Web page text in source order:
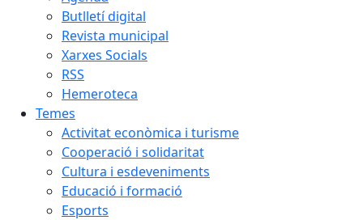
Butlletí digital
Revista municipal
Xarxes Socials
RSS
Hemeroteca
Temes
Activitat econòmica i turisme
Cooperació i solidaritat
Cultura i esdeveniments
Educació i formació
Esports